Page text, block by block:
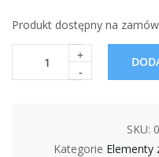
Produkt dostępny na
+
-
SKU:
Kategorie Elementy